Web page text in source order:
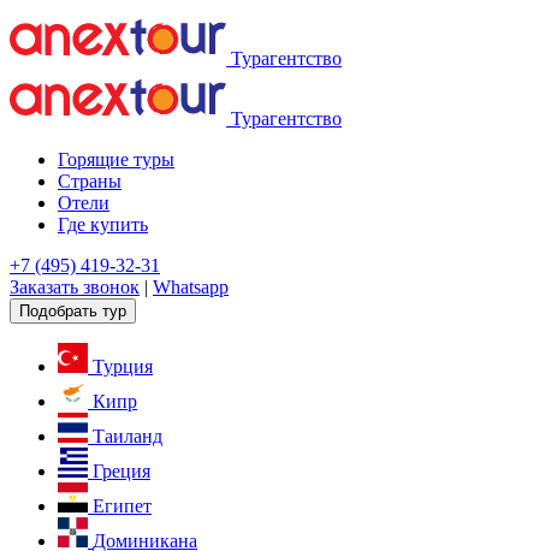
Турагентство
Турагентство
Горящие туры
Страны
Отели
Где купить
+7 (495) 419-32-31
Заказать звонок | Whatsapp
Подобрать тур
Турция
Кипр
Таиланд
Греция
Египет
Доминикана